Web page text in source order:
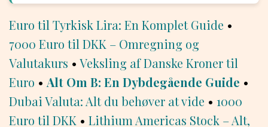
Euro til Tyrkisk Lira: En Komplet Guide •
7000 Euro til DKK – Omregning og
Valutakurs • Veksling af Danske Kroner til
Euro •Alt Om B: En Dybdegående Guide •
Dubai Valuta: Alt du behøver at vide • 1000
Euro til DKK • Lithium Americas Stock – Alt,